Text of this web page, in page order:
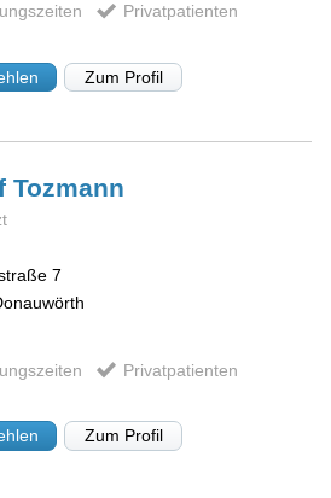
Privatpatienten
Zum Profil
Tozmann
7
Privatpatienten
Zum Profil